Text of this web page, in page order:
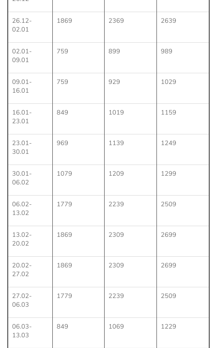
26.12-
02.01
1869 2369 2639
02.01-
09.01
759 899 989
09.01-
16.01
759 929 1029
16.01-
23.01
849 1019 1159
23.01-
30.01
969 1139 1249
30.01-
06.02
1079 1209 1299
06.02-
13.02
1779 2239 2509
13.02-
20.02
1869 2309 2699
20.02-
27.02
1869 2309 2699
27.02-
06.03
1779 2239 2509
06.03-
13.03
849 1069 1229